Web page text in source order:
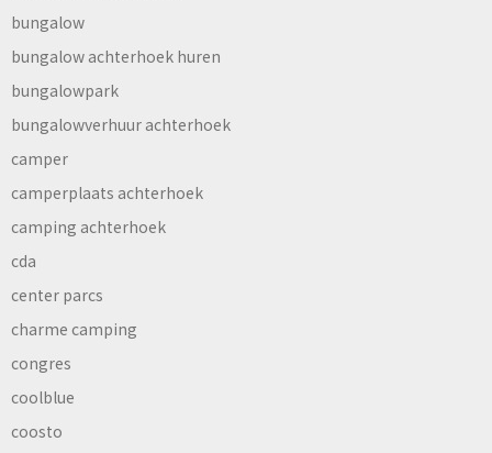
bungalow
bungalow achterhoek huren
bungalowpark
bungalowverhuur achterhoek
camper
camperplaats achterhoek
camping achterhoek
cda
center parcs
charme camping
congres
coolblue
coosto